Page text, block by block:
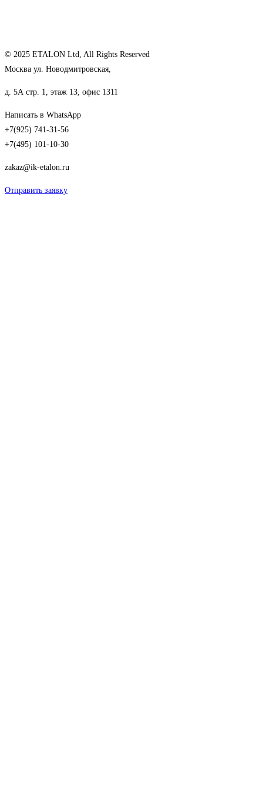
© 2025 ETALON Ltd, All Rights Reserved
Москва ул. Новодмитровская,
д. 5А стр. 1, этаж 13, офис 1311
Написать в WhatsApp
+7(925) 741-31-56
+7(495) 101-10-30
zakaz@ik-etalon.ru
Отправить заявку